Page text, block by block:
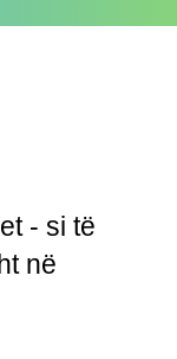
- si të
në